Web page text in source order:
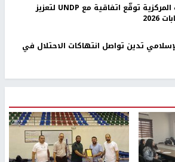
لجنة الانتخابات المركزية توقّع اتفاقية مع UNDP لتعزيز
تدين تواصل انتهاكات الاحتلال في